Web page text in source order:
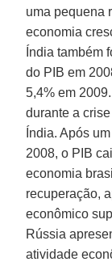
uma pequena
economia
Índiatambém
do PIB em
5,4% em
durante a
Índia. Após
2008, o PIB
economia
recuperação,
econômico
Rússia
atividade